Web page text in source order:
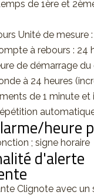
de 1ère et
Unité de mesure
à rebours : 24
de démarrage
à 24 heures
de 1 minute et
heure
; signe horaire
d'alerte
Clignote avec un